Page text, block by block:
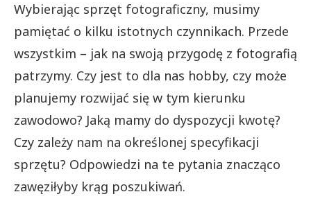
Wybierając sprzęt fotograficzny, musimy
pamiętać o kilku istotnych czynnikach. Przede
wszystkim – jak na swoją przygodę z fotografią
patrzymy. Czy jest to dla nas hobby, czy może
planujemy rozwijać się w tym kierunku
zawodowo? Jaką mamy do dyspozycji kwotę?
Czy zależy nam na określonej specyfikacji
sprzętu? Odpowiedzi na te pytania znacząco
zawęziłyby krąg poszukiwań.